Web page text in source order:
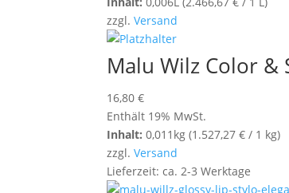
zzgl.Versand
Malu Wilz Color &
16,80€
Enthält 19% MwSt.
Inhalt: 0,011kg (1.527,27€ / 1 kg)
zzgl.Versand
Lieferzeit: ca. 2-3 Werktage